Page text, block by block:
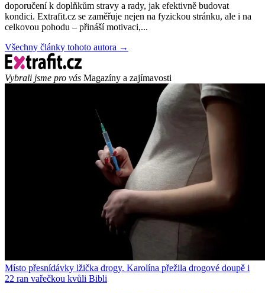
doporučení k doplňkům stravy a rady, jak efektivně budovat
kondici. Extrafit.cz se zaměřuje nejen na fyzickou stránku, ale i na
celkovou pohodu – přináší motivaci,...
Všechny články tohoto autora →
Vybrali jsme pro vás Magazíny a zajímavosti
Místo přesnídávky lžička drogy. Karolína přežila drogové doupě i
22 ran vařečkou kvůli Bibli